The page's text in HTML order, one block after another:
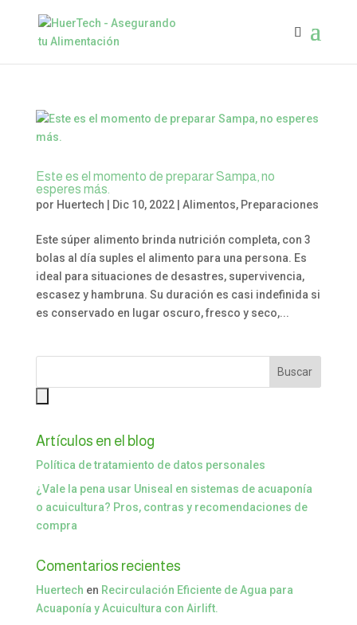
Este es el momento de preparar Sampa, no
esperes más.
por Huertech Dic 10, 2022| Alimentos, Preparaciones
Este súper alimento brinda nutrición completa, con 3
bolas al día suples el alimento para una persona. Es
ideal para situaciones de desastres, supervivencia,
escasez y hambruna. Su duración es casi indefinida si
es conservado en lugar oscuro, fresco y seco,...
Artículos en el blog
Política de tratamiento de datos personales
¿Vale la pena usar Uniseal en sistemas de acuaponía
o acuicultura? Pros, contras y recomendaciones de
compra
Comentarios recientes
Huertech en Recirculación Eficiente de Agua para
Acuaponía y Acuicultura con Airlift.